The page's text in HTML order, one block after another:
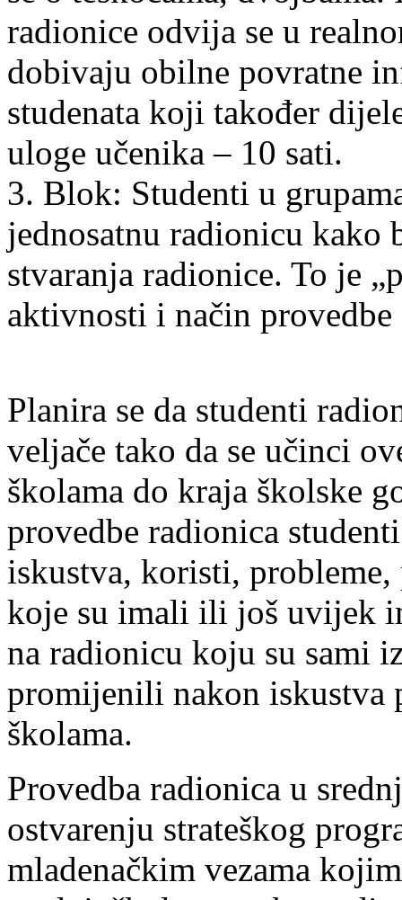
radionice odvija se u
dobivaju obilne povratne
studenata koji također
uloge učenika – 10 sati.
3. Blok: Studenti u
jednosatnu radionicu kako
stvaranja radionice. To je
aktivnosti i način provedbe
Planira se da studenti
veljače tako da se učinci
školama do kraja školske
provedbe radionica
iskustva, koristi,
koje su imali ili još uvijek
na radionicu koju su sami
promijenili nakon iskustva
školama.
Provedba radionica u
ostvarenju strateškog
mladenačkim vezama